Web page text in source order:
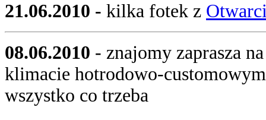
21.06.2010 - kilka fotek z
08.06.2010 - znajomy zaprasza
klimacie hotrodowo-
wszystko co trzeba